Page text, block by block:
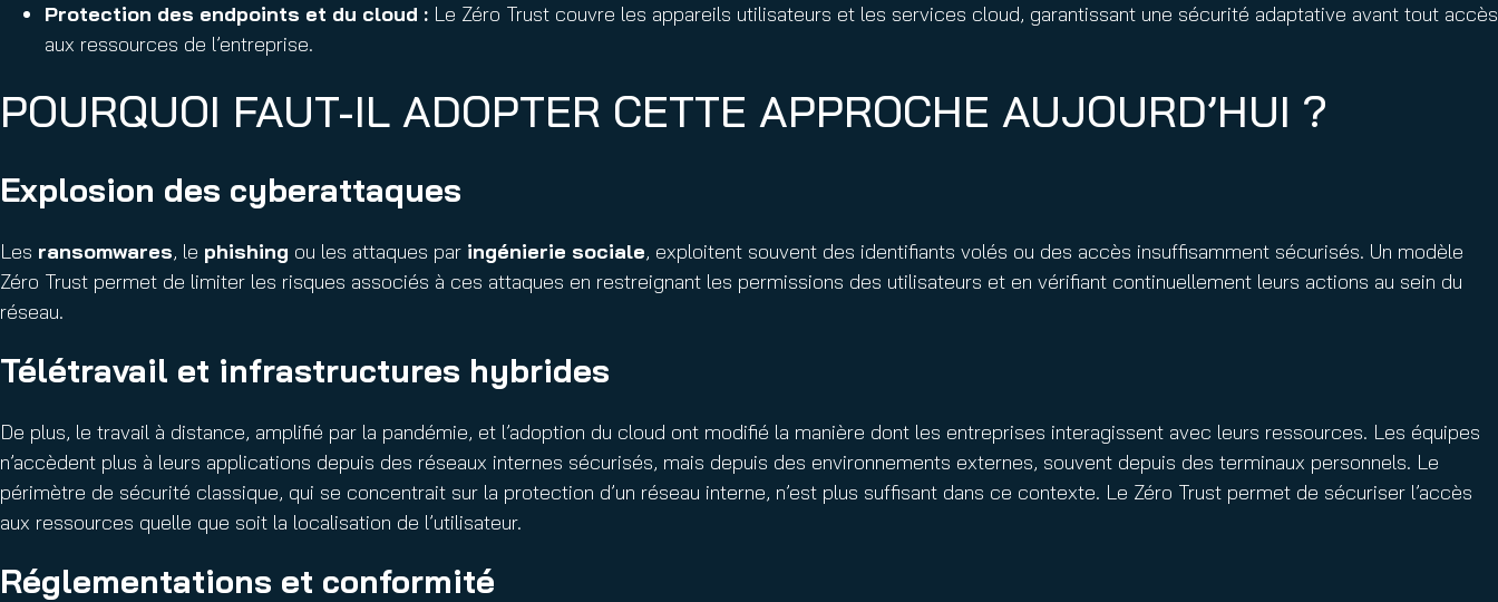
Protection des endpoints et du cloud : Le Zéro Trust couvre les appareils utilisateurs et les services cloud, garantissant une sécurité adaptative avant tout accès
aux ressources de l’entreprise.
POURQUOI FAUT-IL ADOPTER CETTE APPROCHE AUJOURD’HUI ?
Explosion des cyberattaques
Les ransomwares, le phishing ou les attaques par ingénierie sociale, exploitent souvent des identifiants volés ou des accès insuffisamment sécurisés. Un modèle
Zéro Trust permet de limiter les risques associés à ces attaques en restreignant les permissions des utilisateurs et en vérifiant continuellement leurs actions au sein du
réseau.
Télétravail et infrastructures hybrides
De plus, le travail à distance, amplifié par la pandémie, et l’adoption du cloud ont modifié la manière dont les entreprises interagissent avec leurs ressources. Les équipes
n’accèdent plus à leurs applications depuis des réseaux internes sécurisés, mais depuis des environnements externes, souvent depuis des terminaux personnels. Le
périmètre de sécurité classique, qui se concentrait sur la protection d’un réseau interne, n’est plus suffisant dans ce contexte. Le Zéro Trust permet de sécuriser l’accès
aux ressources quelle que soit la localisation de l’utilisateur.
Réglementations et conformité